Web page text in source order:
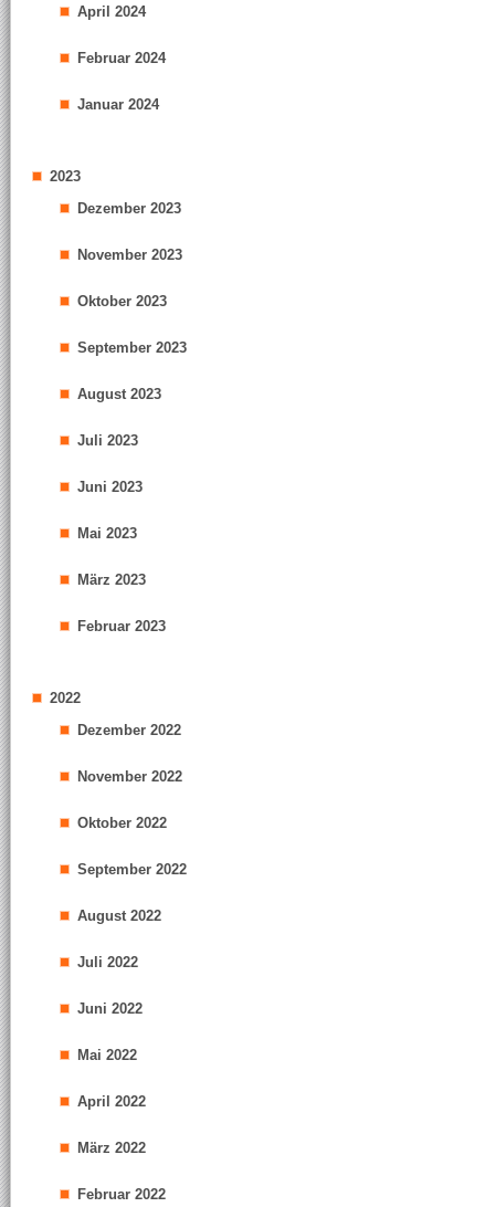
April 2024
Februar 2024
Januar 2024
2023
Dezember 2023
November 2023
Oktober 2023
September 2023
August 2023
Juli 2023
Juni 2023
Mai 2023
März 2023
Februar 2023
2022
Dezember 2022
November 2022
Oktober 2022
September 2022
August 2022
Juli 2022
Juni 2022
Mai 2022
April 2022
März 2022
Februar 2022